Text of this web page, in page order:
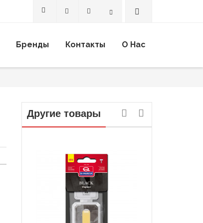
Бренды Контакты О Нас
Другие товары